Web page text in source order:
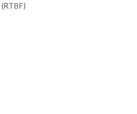
(RTBF)